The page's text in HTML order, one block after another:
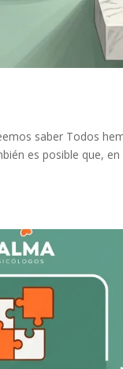
saber Todos
es posible que,